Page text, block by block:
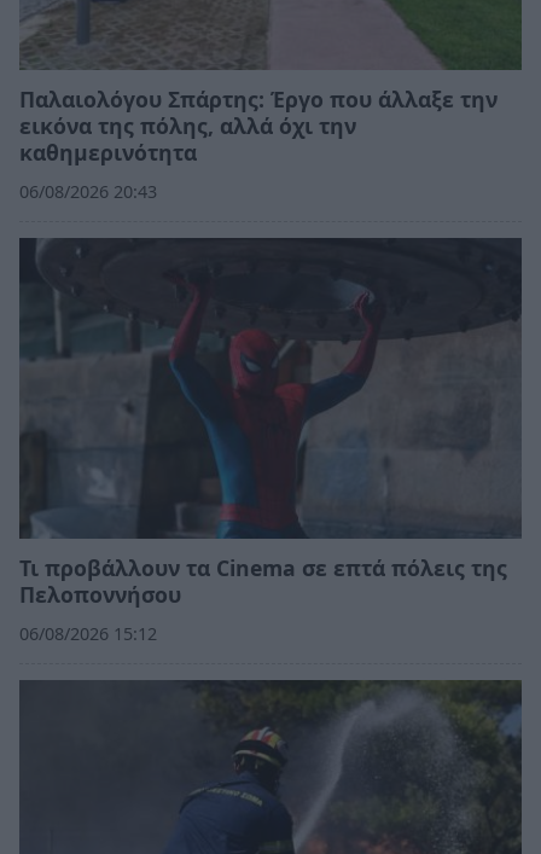
Παλαιολόγου Σπάρτης: Έργο που άλλαξε την
εικόνα της πόλης, αλλά όχι την
καθημερινότητα
06/08/2026 20:43
Τι προβάλλουν τα Cinema σε επτά πόλεις της
Πελοποννήσου
06/08/2026 15:12